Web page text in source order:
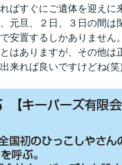
ばすぐにご遺体を迎えに
元旦、２日、３日の間は
安置するしかありません。
はありますが、その他
来れば良いですけどね(笑)